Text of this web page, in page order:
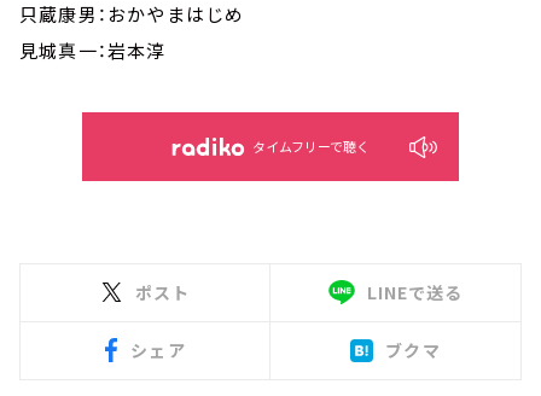
只蔵康男：おかやまはじめ
見城真一：岩本淳
タイムフリーで聴く
ポスト LINEで送る
シェア ブクマ